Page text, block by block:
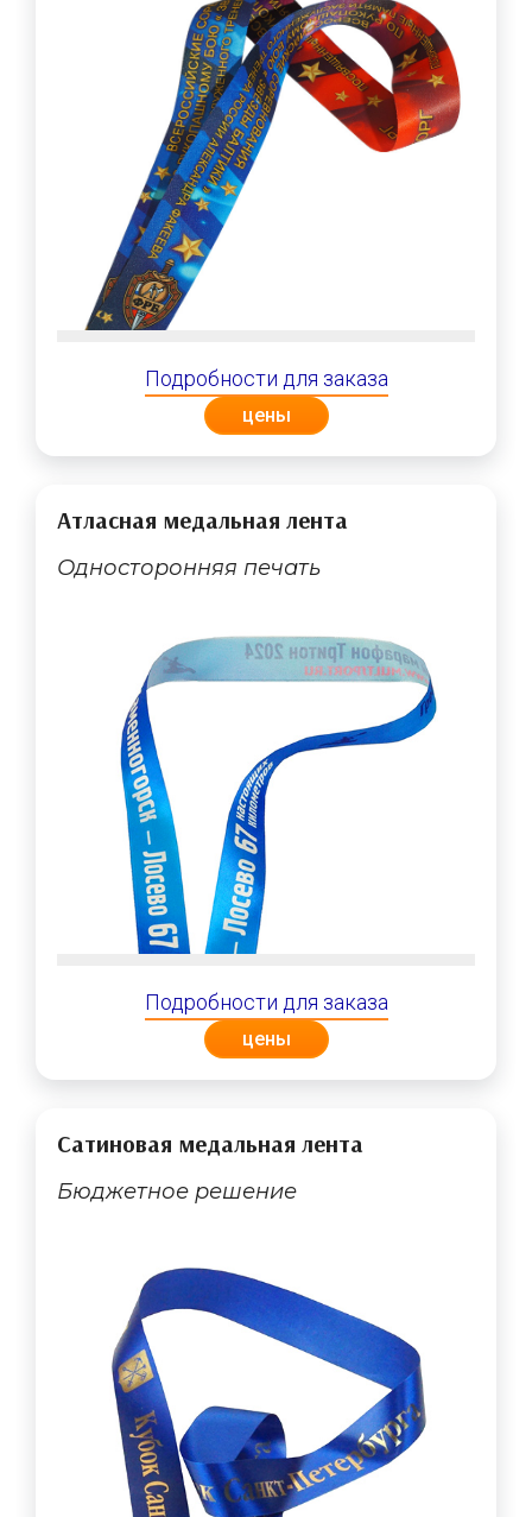
Подробности для заказа
цены
Атласная медальная лента
Односторонняя печать
Подробности для заказа
цены
Сатиновая медальная лента
Бюджетное решение